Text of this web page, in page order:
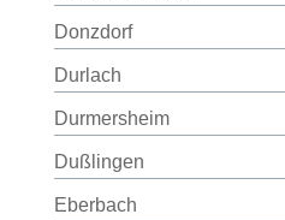
Donzdorf
Durlach
Durmersheim
Dußlingen
Eberbach